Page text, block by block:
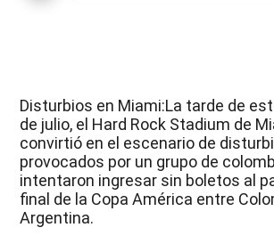
Disturbios en Miami:La tarde de
de julio, el Hard Rock Stadium de
convirtió en el escenario de
provocados por un grupo de
intentaron ingresar sin boletos al
final de la Copa América entre
Argentina.